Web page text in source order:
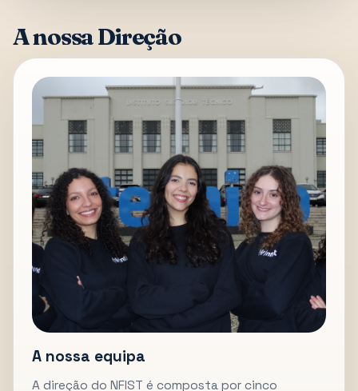
A nossa Direção
A nossa equipa
A direção do NFIST é composta por cinco